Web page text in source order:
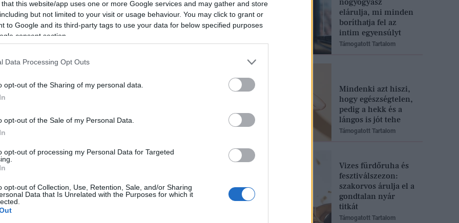
that this website/app uses one or more Google services and may gather and store
but not limited to your visit or usage behaviour. You may click to grant or
to Google and its third-party tags to use your data for below specified purposes
consent section.
Data Processing Opt Outs
opt-out of the Sharing of my personal data.
opt-out of the Sale of my Personal Data.
opt-out of processing my Personal Data for Targeted
opt-out of Collection, Use, Retention, Sale, and/or Sharing
Data that Is Unrelated with the Purposes for which it
(Instagramra továbbra
elindított egy mémtrendet ezzel.
hogy szórakozzon egy kicsit jó
border:0; border-radius:3px; box-
margin: 1px; max-
calc(100% - 2px); width:calc(100%
által közzétett fénykép, 2017. Jan
a népek érdeklődését. A minap
fekete csizmában mászkált az
elárulja, mi minden
boríthatja fel az
intim egyensúlyt
Támogatott Tartalom
Mindenki azt hiszi,
hogy egészségtelen,
pedig a hekk és a
lángos is jót tehe
Támogatott Tartalom
Vizes fürdőruha és
fesztiválszezon:
szakorvos árulja el a
gondtalan nyár
titkát
Támogatott Tartalom